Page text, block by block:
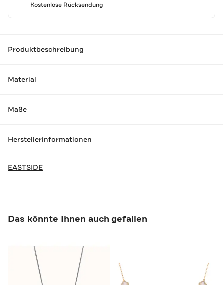
Kostenlose Rücksendung
Produktbeschreibung
Material
Maße
Herstellerinformationen
EASTSIDE
Das könnte Ihnen auch gefallen